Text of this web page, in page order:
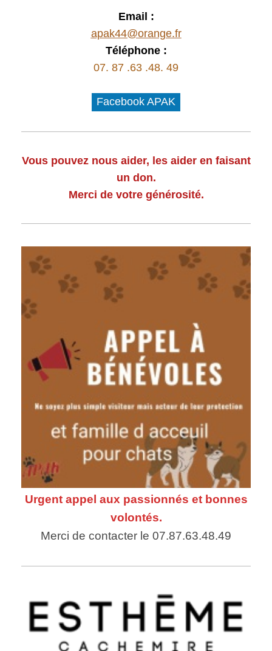
Email :
apak44@orange.fr
Téléphone :
07. 87 .63 .48. 49
Facebook APAK
Vous pouvez nous aider, les aider en faisant
un don.
Merci de votre générosité.
Urgent appel aux passionnés et bonnes
volontés.
Merci de contacter le 07.87.63.48.49